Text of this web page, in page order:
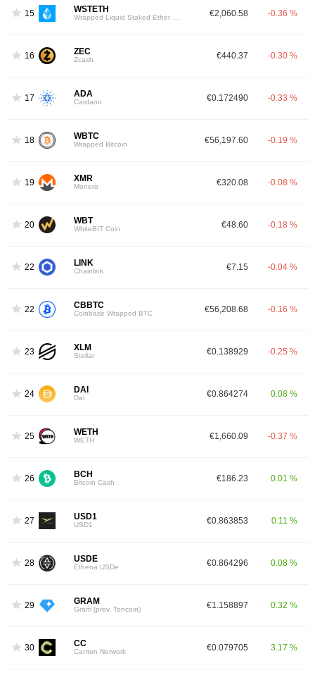
15 WSTETH €2,060.58 -0.36 %
16 ZEC
Zcash €440.37 -0.30 %
17 ADA
Cardano €0.172490 -0.33 %
18 WBTC
Wrapped Bitcoin €56,197.60 -0.19 %
19 XMR
Monero €320.08 -0.08 %
20 WBT
WhiteBIT Coin €48.60 -0.18 %
22 LINK
Chainlink €7.15 -0.04 %
22 CBBTC
Coinbase Wrapped BTC €56,208.68 -0.16 %
23 XLM
Stellar €0.138929 -0.25 %
24 DAI
Dai €0.864274 0.08 %
25 WETH
WETH €1,660.09 -0.37 %
26 BCH
Bitcoin Cash €186.23 0.01 %
27 USD1
USD1 €0.863853 0.11 %
28 USDE
Ethena USDe €0.864296 0.08 %
29 GRAM
Gram (prev. Toncoin) €1.158897 0.32 %
30 CC
Canton Network €0.079705 3.17 %